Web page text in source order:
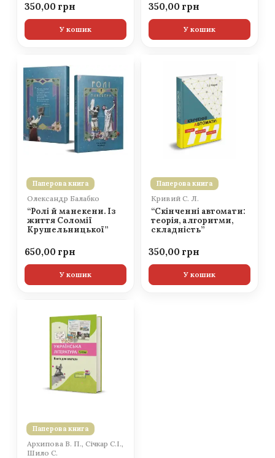
350,00
У кошик
350,00
У кошик
Паперова книга
Олександр Балабко
“Ролі й манекени. Із
життя Соломії
Крушельницької”
650,00
У кошик
Паперова книга
Кривий С. Л.
“Скінченні автомати:
теорія, алгоритми,
складність”
350,00
У кошик
Паперова книга
Архипова В. П., Січкар С.І.,
Шило С.